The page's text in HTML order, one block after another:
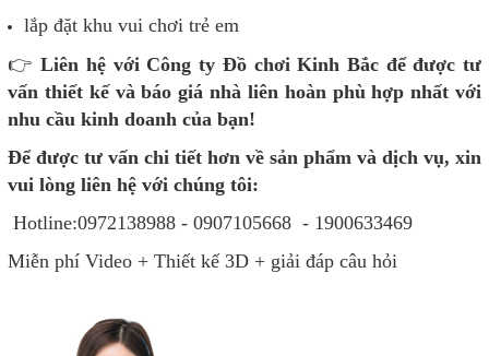
lắp đặt khu vui chơi trẻ em
👉Liên hệ với Công ty Đồ chơi Kinh Bắc để được tư
vấn thiết kế và báo giá nhà liên hoàn phù hợp nhất với
nhu cầu kinh doanh của bạn!
Để được tư vấn chi tiết hơn về sản phẩm và dịch vụ, xin
vui lòng liên hệ với chúng tôi:
Hotline:0972138988 - 0907105668 - 1900633469
Miễn phí Video + Thiết kế 3D + giải đáp câu hỏi